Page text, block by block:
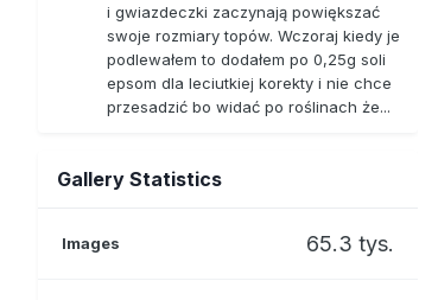
i gwiazdeczki zaczynają powiększać
swoje rozmiary topów. Wczoraj kiedy je
podlewałem to dodałem po 0,25g soli
epsom dla leciutkiej korekty i nie chce
przesadzić bo widać po roślinach że...
Gallery Statistics
Images 65.3 tys.